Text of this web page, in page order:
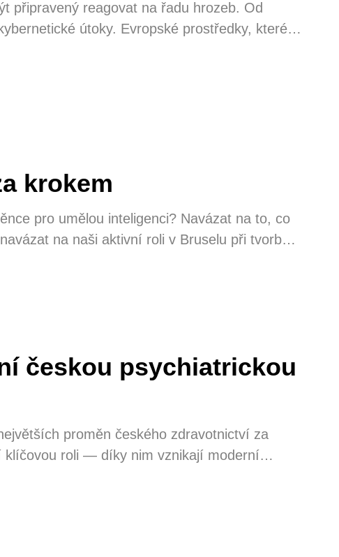
připravený reagovat na řadu hrozeb. Od
útoky. Evropské prostředky, které
obyvatel Česka dostává masivní finanční
krokem
pro umělou inteligenci? Navázat na to, co
na naši aktivní roli v Bruselu při tvorbě a
AI
českou psychiatrickou
proměn českého zdravotnictví za
klíčovou roli — díky nim vznikají moderní
psychiatrie od roku 2016 a zásadně